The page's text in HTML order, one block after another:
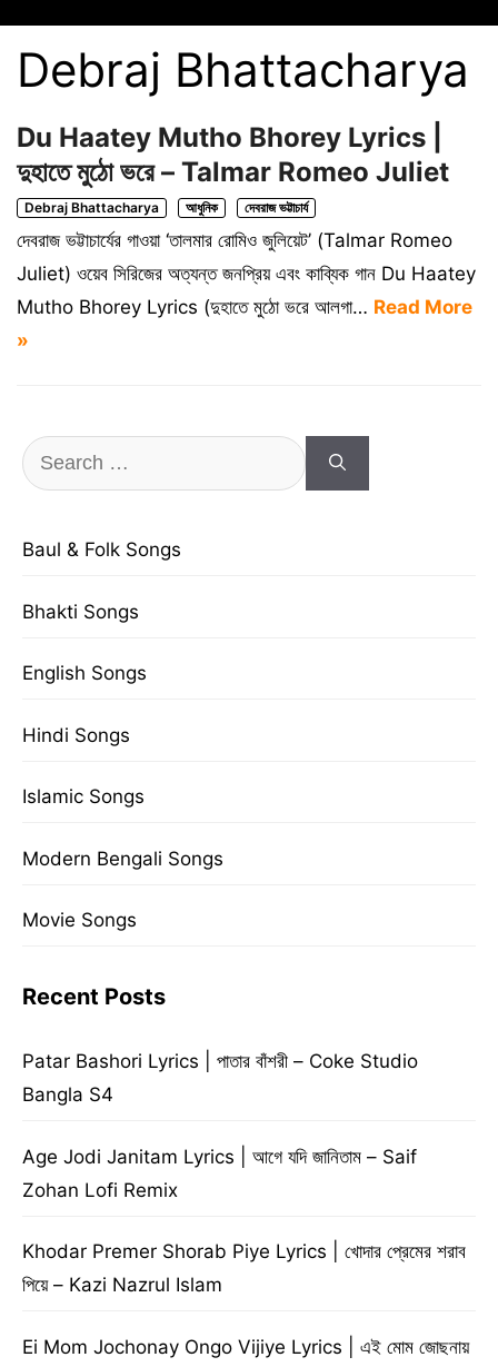
Debraj Bhattacharya
Du Haatey Mutho Bhorey Lyrics |
দুহাতে মুঠো ভরে – Talmar Romeo Juliet
Debraj Bhattacharya আধুনিক দেবরাজ ভট্টাচার্য
দেবরাজ ভট্টাচার্যের গাওয়া ‘তালমার রোমিও জুলিয়েট’ (Talmar Romeo
Juliet) ওয়েব সিরিজের অত্যন্ত জনপ্রিয় এবং কাব্যিক গান Du Haatey
Mutho Bhorey Lyrics (দুহাতে মুঠো ভরে আলগা… Read More
»
Search
for:
Baul & Folk Songs
Bhakti Songs
English Songs
Hindi Songs
Islamic Songs
Modern Bengali Songs
Movie Songs
Recent Posts
Patar Bashori Lyrics | পাতার বাঁশরী – Coke Studio
Bangla S4
Age Jodi Janitam Lyrics | আগে যদি জানিতাম – Saif
Zohan Lofi Remix
Khodar Premer Shorab Piye Lyrics | খোদার প্রেমের শরাব
পিয়ে – Kazi Nazrul Islam
Ei Mom Jochonay Ongo Vijiye Lyrics | এই মোম জোছনায়